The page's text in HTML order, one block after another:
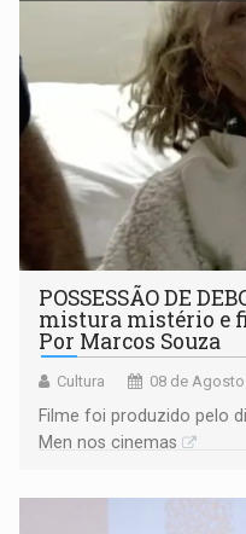
POSSESSÃO DE
mistura mistério e
Por Marcos Souza
Cultura 08 de
Filme foi produzido pelo
Men nos cinemas